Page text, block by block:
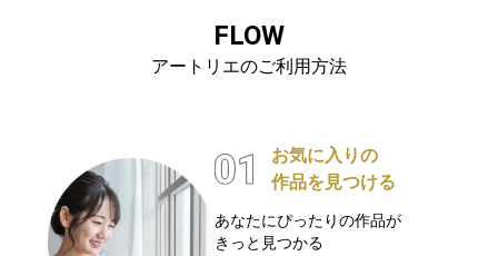
FLOW
アートリエのご利用方法
お気に入りの
作品を見つける
あなたにぴったりの作品が
きっと見つかる